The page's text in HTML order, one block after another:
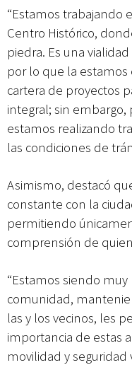
“Estamos trabajando
Centro Histórico,
piedra. Es una
por lo que la
cartera de proyectos
integral; sin
estamos realizando
las condiciones de
Asimismo, destacó
constante con la
permitiendo
comprensión de
“Estamos siendo
comunidad,
las y los vecinos, les
importancia de estas
movilidad y seguridad